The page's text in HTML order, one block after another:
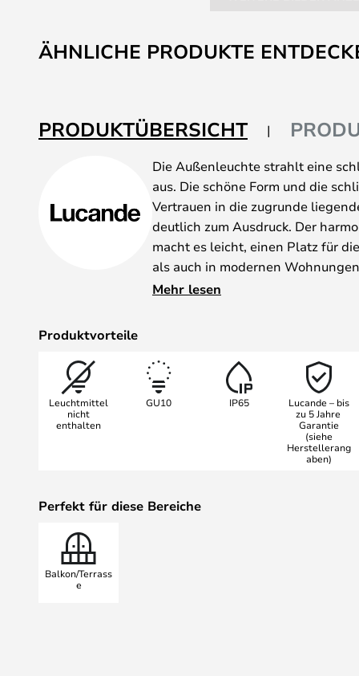
Anfang
der
ÄHNLICHE PRODUKTE
PRODUKTÜBERSICHT
Die Außenleuchte strahlt eine
aus. Die schöne Form und die
Vertrauen in die zugrunde
deutlich zum Ausdruck. Der
macht es leicht, einen Platz für
als auch in modernen
Dieses wunderbare Modell öffnet
auch nach der Dämmerung immer
erscheinen. Verstärken Sie den
mehrere Modelle paarweise oder
Mehr lesen
Produktvorteile
Leuchtmittel
nicht
enthalten
GU10 IP65
Lucande – bis
zu 5 Jahre
Garantie
(siehe
Herstellerang
aben)
Perfekt für diese Bereiche
Balkon/Terrass
e